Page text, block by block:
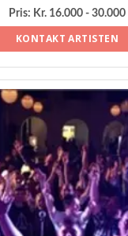
Pris: Kr. 16.000 - 30.000
KONTAKT ARTISTEN